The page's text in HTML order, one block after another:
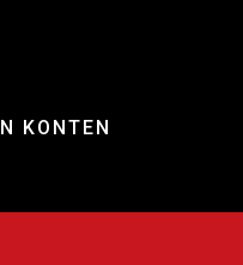
KONTEN